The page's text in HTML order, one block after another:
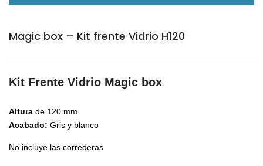
Magic box – Kit frente Vidrio H120
Kit Frente Vidrio Magic box
Altura de 120 mm
Acabado: Gris y blanco
No incluye las correderas